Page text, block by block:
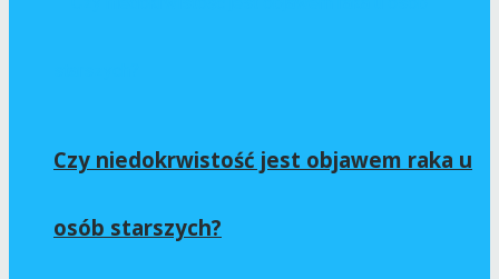
Czy niedokrwistość jest objawem raka u
osób starszych?